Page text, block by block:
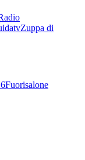
Zuppa di
Fuorisalone